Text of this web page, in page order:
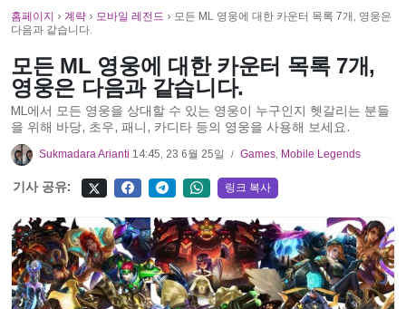
홈페이지 › 계략 › 모바일 레전드 › 모든 ML 영웅에 대한 카운터 목록 7개, 영웅은
다음과 같습니다.
모든 ML 영웅에 대한 카운터 목록 7개,
영웅은 다음과 같습니다.
ML에서 모든 영웅을 상대할 수 있는 영웅이 누구인지 헷갈리는 분들
을 위해 바당, 초우, 패니, 카디타 등의 영웅을 사용해 보세요.
Sukmadara Arianti 14:45, 23 6월 25일 / Games, Mobile Legends
기사 공유: 링크 복사